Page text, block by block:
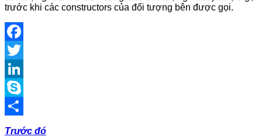
trước khi các constructors của đối tượng bên được gọi.
Facebook
Twitter
LinkedIn
Skype
Share
Trước đó